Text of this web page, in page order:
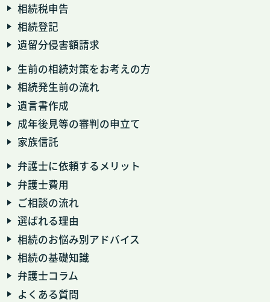
相続税申告
相続登記
遺留分侵害額請求
生前の相続対策をお考えの方
相続発生前の流れ
遺言書作成
成年後見等の審判の申立て
家族信託
弁護士に依頼するメリット
弁護士費用
ご相談の流れ
選ばれる理由
相続のお悩み別アドバイス
相続の基礎知識
弁護士コラム
よくある質問